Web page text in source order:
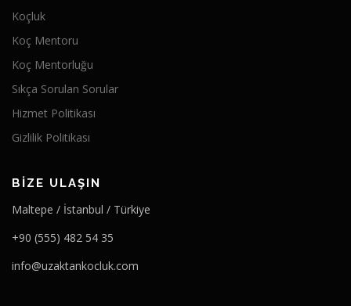
Koçluk
Koç Mentoru
Koç Mentorluğu
Sıkça Sorulan Sorular
Hizmet Politikası
Gizlilik Politikası
BIZE ULAŞIN
Maltepe / İstanbul / Türkiye
+90 (555) 482 54 35
info@uzaktankocluk.com